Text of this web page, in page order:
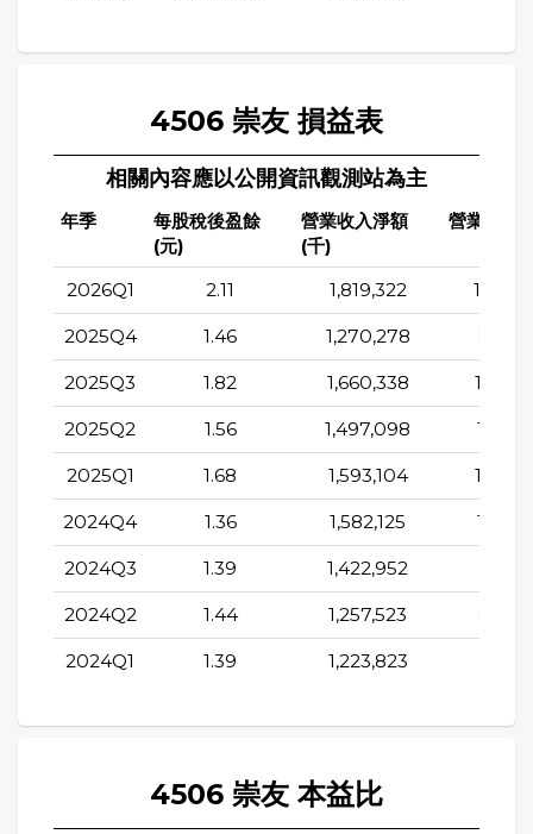
4506 崇友 損益表
相關內容應以公開資訊觀測站為主
年季
每股稅後盈餘
(元)
營業收入淨額
(千)
營業成本(
2026Q1 2.11 1,819,322
2025Q4 1.46 1,270,278
2025Q3 1.82 1,660,338
2025Q2 1.56 1,497,098
2025Q1 1.68 1,593,104
2024Q4 1.36 1,582,125
2024Q3 1.39 1,422,952
2024Q2 1.44 1,257,523
2024Q1 1.39 1,223,823
4506 崇友 本益比